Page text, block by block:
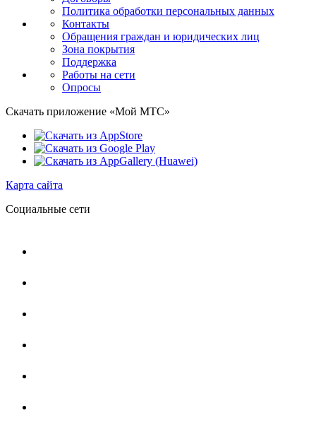
Политика обработки персональных данных
Контакты
Обращения граждан и юридических лиц
Зона покрытия
Поддержка
Работы на сети
Опросы
Скачать приложение «Мой МТС»
Карта сайта
Социальные сети